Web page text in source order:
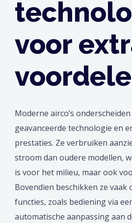
voor
Moderne airco’s
geavanceerde technologie en
prestaties. Ze verbruiken
stroom dan oudere modellen,
is voor het milieu, maar ook
Bovendien beschikken ze vaak
functies, zoals bediening via
automatische aanpassing aan